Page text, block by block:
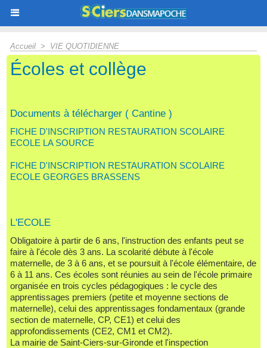
Accueil > VIE QUOTIDIENNE
Écoles et collège
Documents à télécharger ( Cantine )
FICHE D'INSCRIPTION RESTAURATION SCOLAIRE
ECOLE LA SOURCE
FICHE D'INSCRIPTION RESTAURATION SCOLAIRE
ECOLE GEORGES BRASSENS
L'ECOLE
Obligatoire à partir de 6 ans, l'instruction des enfants peut se
faire à l'école dès 3 ans. La scolarité débute à l'école
maternelle, de 3 à 6 ans, et se poursuit à l'école élémentaire, de
6 à 11 ans. Ces écoles sont réunies au sein de l'école primaire
organisée en trois cycles pédagogiques : le cycle des
apprentissages premiers (petite et moyenne sections de
maternelle), celui des apprentissages fondamentaux (grande
section de maternelle, CP, CE1) et celui des
approfondissements (CE2, CM1 et CM2).
La mairie de Saint-Ciers-sur-Gironde et l'inspection